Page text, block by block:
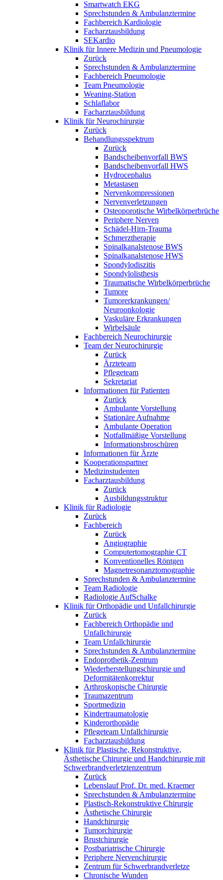
Smartwatch EKG
Sprechstunden & Ambulanztermine
Fachbereich Kardiologie
Facharztausbildung
SEKardio
Klinik für Innere Medizin und Pneumologie
Zurück
Sprechstunden & Ambulanztermine
Fachbereich Pneumologie
Team Pneumologie
Weaning-Station
Schlaflabor
Facharztausbildung
Klinik für Neurochirurgie
Zurück
Behandlungsspektrum
Zurück
Bandscheibenvorfall BWS
Bandscheibenvorfall HWS
Hydrocephalus
Metastasen
Nervenkompressionen
Nervenverletzungen
Osteoporotische Wirbelkörperbrüche
Periphere Nerven
Schädel-Hirn-Trauma
Schmerztherapie
Spinalkanalstenose BWS
Spinalkanalstenose HWS
Spondylodiszitis
Spondylolisthesis
Traumatische Wirbelkörperbrüche
Tumore
Tumorerkrankungen/
Neuroonkologie
Vaskuläre Erkrankungen
Wirbelsäule
Fachbereich Neurochirurgie
Team der Neurochirurgie
Zurück
Ärzteteam
Pflegeteam
Sekretariat
Informationen für Patienten
Zurück
Ambulante Vorstellung
Stationäre Aufnahme
Ambulante Operation
Notfallmäßige Vorstellung
Informationsbroschüren
Informationen für Ärzte
Kooperationspartner
Medizinstudenten
Facharztausbildung
Zurück
Ausbildungsstruktur
Klinik für Radiologie
Zurück
Fachbereich
Zurück
Angiographie
Computertomographie CT
Konventionelles Röntgen
Magnetresonanztomographie
Sprechstunden & Ambulanztermine
Team Radiologie
Radiologie AufSchalke
Klinik für Orthopädie und Unfallchirurgie
Zurück
Fachbereich Orthopädie und
Unfallchirurgie
Team Unfallchirurgie
Sprechstunden & Ambulanztermine
Endoprothetik-Zentrum
Wiederherstellungschirurgie und
Deformitätenkorrektur
Arthroskopische Chirurgie
Traumazentrum
Sportmedizin
Kindertraumatologie
Kinderorthopädie
Pflegeteam Unfallchirurgie
Facharztausbildung
Klinik für Plastische, Rekonstruktive,
Ästhetische Chirurgie und Handchirurgie mit
Schwerbrandverletztenzentrum
Zurück
Lebenslauf Prof. Dr. med. Kraemer
Sprechstunden & Ambulanztermine
Plastisch-Rekonstruktive Chirurgie
Ästhetische Chirurgie
Handchirurgie
Tumorchirurgie
Brustchirurgie
Postbariatrische Chirurgie
Periphere Nervenchirurgie
Zentrum für Schwerbrandverletze
Chronische Wunden